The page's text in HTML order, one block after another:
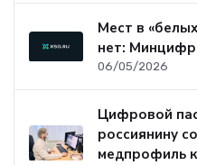
Мест в
нет:
06/05/2026
Цифровой
россиянину
медпрофиль